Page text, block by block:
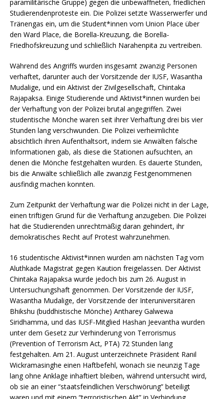
paramilitärische Gruppe) gegen die unbewaffneten, friedlichen
Studierendenproteste ein. Die Polizei setzte Wasserwerfer und
Tränengas ein, um die Student*innen vom Union Place über
den Ward Place, die Borella-Kreuzung, die Borella-
Friedhofskreuzung und schließlich Narahenpita zu vertreiben.
Während des Angriffs wurden insgesamt zwanzig Personen
verhaftet, darunter auch der Vorsitzende der IUSF, Wasantha
Mudalige, und ein Aktivist der Zivilgesellschaft, Chintaka
Rajapaksa. Einige Studierende und Aktivist*innen wurden bei
der Verhaftung von der Polizei brutal angegriffen. Zwei
studentische Mönche waren seit ihrer Verhaftung drei bis vier
Stunden lang verschwunden. Die Polizei verheimlichte
absichtlich ihren Aufenthaltsort, indem sie Anwälten falsche
Informationen gab, als diese die Stationen aufsuchten, an
denen die Mönche festgehalten wurden. Es dauerte Stunden,
bis die Anwälte schließlich alle zwanzig Festgenommenen
ausfindig machen konnten.
Zum Zeitpunkt der Verhaftung war die Polizei nicht in der Lage,
einen triftigen Grund für die Verhaftung anzugeben. Die Polizei
hat die Studierenden unrechtmäßig daran gehindert, ihr
demokratisches Recht auf Protest wahrzunehmen.
16 studentische Aktivist*innen wurden am nächsten Tag vom
Aluthkade Magistrat gegen Kaution freigelassen. Der Aktivist
Chintaka Rajapaksa wurde jedoch bis zum 26. August in
Untersuchungshaft genommen. Der Vorsitzende der IUSF,
Wasantha Mudalige, der Vorsitzende der Interuniversitären
Bhikshu (buddhistische Mönche) Antharey Galwewa
Siridhamma, und das IUSF-Mitglied Hashan Jeevantha wurden
unter dem Gesetz zur Verhinderung von Terrorismus
(Prevention of Terrorism Act, PTA) 72 Stunden lang
festgehalten. Am 21. August unterzeichnete Präsident Ranil
Wickramasinghe einen Haftbefehl, wonach sie neunzig Tage
lang ohne Anklage inhaftiert bleiben, während untersucht wird,
ob sie an einer “staatsfeindlichen Verschwörung” beteiligt